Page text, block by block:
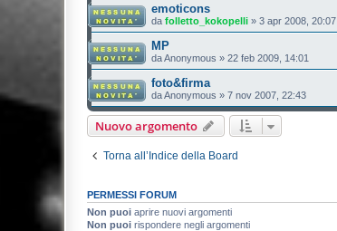
emoticons
da folletto_kokopelli » 3 apr 2008, 20:07
MP
daAnonymous » 22 feb 2009, 14:01
foto&firma
daAnonymous » 7 nov 2007, 22:43
Nuovo argomento
Torna all’Indice della Board
PERMESSI FORUM
Non puoi aprire nuovi argomenti
Non puoi rispondere negli argomenti